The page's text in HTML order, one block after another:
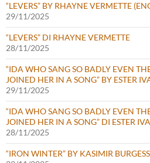
“LEVERS” BY RHAYNE VERMETTE
29/11/2025
“LEVERS” DI RHAYNE VERMETTE
28/11/2025
“IDA WHO SANG SO BADLY EVEN
JOINED HER IN A SONG” BY ESTER
29/11/2025
“IDA WHO SANG SO BADLY EVEN
JOINED HER IN A SONG” DI ESTER
28/11/2025
“IRON WINTER” BY KASIMIR